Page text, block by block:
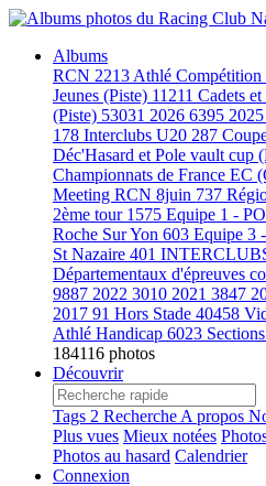
Albums
RCN 2213 Athlé Compétition
Jeunes (Piste) 11211 Cadets
(Piste) 53031 2026 6395 2025
178 Interclubs U20 287
Déc'Hasard et Pole vault cup
Championnats de France EC
Meeting RCN 8juin 737
2ème tour 1575 Equipe 1 -
Roche Sur Yon 603 Equipe 3
St Nazaire 401
Départementaux d'épreuves
9887 2022 3010 2021 3847
2017 91 Hors Stade 40458
Athlé Handicap 6023 Sections
184116 photos
Découvrir
Tags 2 Recherche A propos
Plus vues Mieux notées
Photos au hasard Calendrier
Connexion